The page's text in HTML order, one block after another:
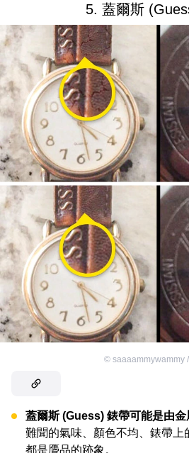
5. 蓋爾斯
© saaaammywammy
蓋爾斯 (Guess) 錶帶可能是由金
難聞的氣味、顏色不均、錶帶上
都是贗品的跡象。